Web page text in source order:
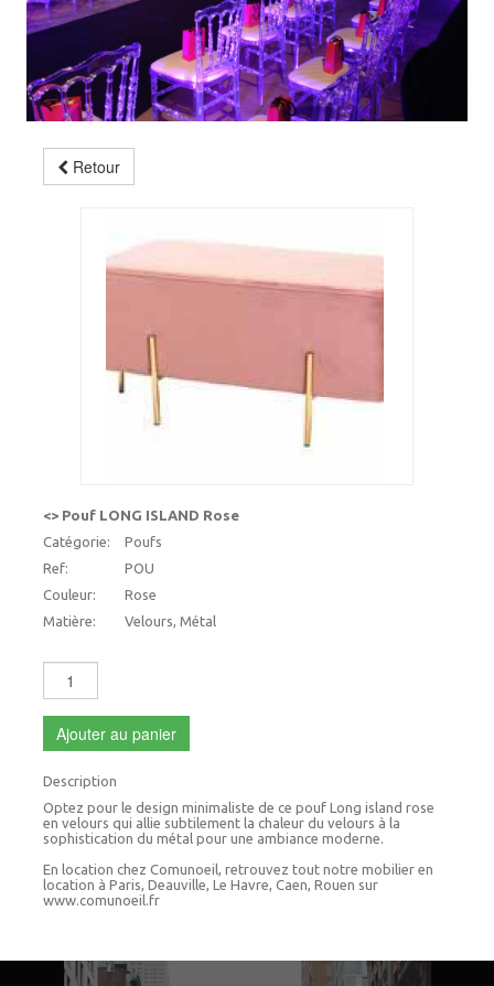
Retour
<> Pouf LONG ISLAND Rose
Catégorie:
Poufs
Ref:
POU
Couleur:
Rose
Matière:
Velours, Métal
Ajouter au panier
Description
Optez pour le design minimaliste de ce pouf Long island rose
en velours qui allie subtilement la chaleur du velours à la
sophistication du métal pour une ambiance moderne.
En location chez Comunoeil, retrouvez tout notre mobilier en
location à Paris, Deauville, Le Havre, Caen, Rouen sur
www.comunoeil.fr